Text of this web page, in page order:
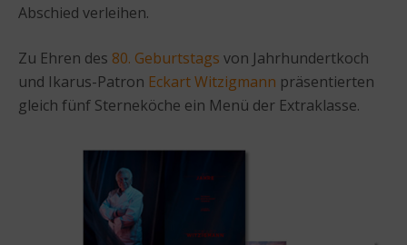
Abschied verleihen.
Zu Ehren des 80. Geburtstags von Jahrhundertkoch
und Ikarus-Patron Eckart Witzigmann präsentierten
gleich fünf Sterneköche ein Menü der Extraklasse.